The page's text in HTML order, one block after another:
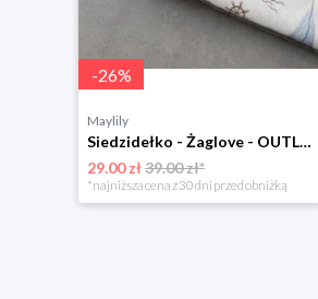
-26%
Maylily
Siedzidełko - Żaglove - OUTLET
29.00 zł39.00 zł*
*najniższa cena z 30 dni przed obniżką